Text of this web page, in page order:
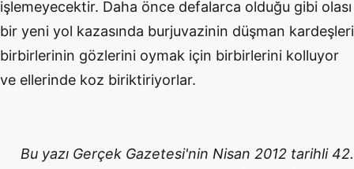
işlemeyecektir. Daha önce defalarca olduğu gibi olası
bir yeni yol kazasında burjuvazinin düşman kardeşleri
birbirlerinin gözlerini oymak için birbirlerini kolluyor
ve ellerinde koz biriktiriyorlar.
Bu yazı Gerçek Gazetesi'nin Nisan 2012 tarihli 42.